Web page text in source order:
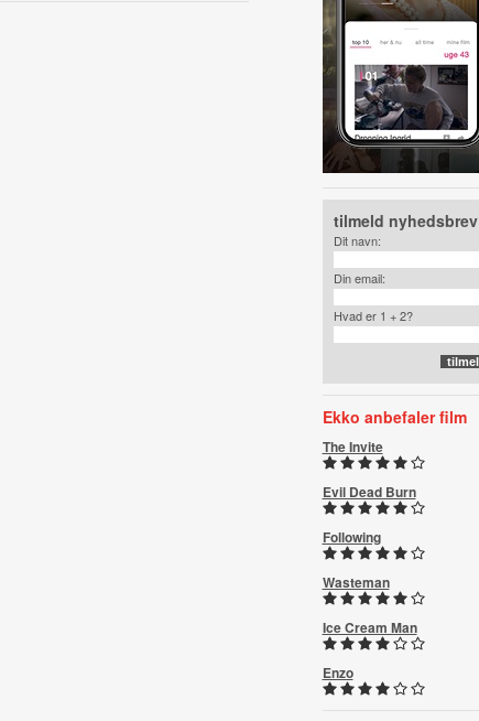
tilmeld nyhedsbrev
Dit navn:
Din email:
Hvad er 1 + 2?
Ekko anbefaler film
The Invite
Evil Dead Burn
Following
Wasteman
Ice Cream Man
Enzo